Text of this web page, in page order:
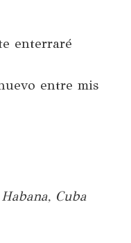
enterraré
entre mis
Cuba